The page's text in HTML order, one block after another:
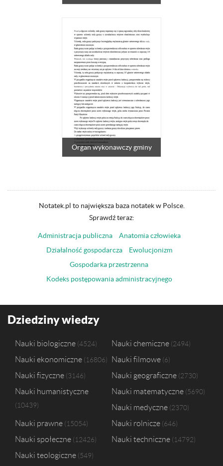
Organ wykonawczy gminy
Notatek.pl to największa baza notatek w Polsce.
Sprawdź teraz:
Administracja publiczna
Anatomia człowieka
Działalność gospodarcza
Ewolucjonizm
Gospodarka przestrzenna
Kodeks postępowania administracyjnego
Dziedziny wiedzy
Nauki biologiczne 4524 Nauki chemiczne 2494
Nauki ekonomiczne 16806 Nauki filmowe 6
Nauki fizyczne 3146 Nauki geograficzne 2730
Nauki humanistyczne
10439
Nauki matematyczne 5690
Nauki medyczne 2370
Nauki prawne 15054 Nauki rolnicze 646
Nauki społeczne 12426 Nauki techniczne 14792
Nauki teologiczne 549